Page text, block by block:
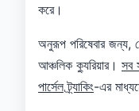
করে।
অনুরূপ পরিষেবার জন্য,
আঞ্চলিক ক্যুরিয়ার। সব
পার্সেল ট্র্যাকিং-এর